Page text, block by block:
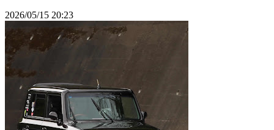
2026/05/15 20:23